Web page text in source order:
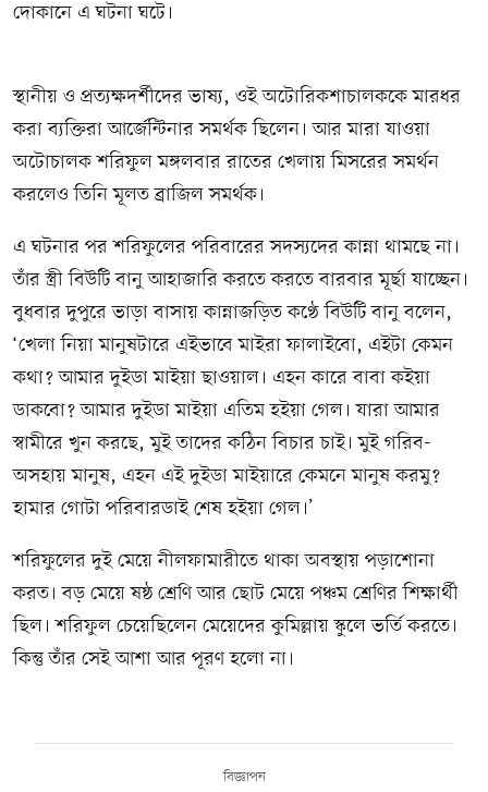
দোকানে এ ঘটনা ঘটে।
স্থানীয় ও প্রত্যক্ষদর্শীদের ভাষ্য, ওই অটোরিকশাচালককে মারধর
করা ব্যক্তিরা আর্জেন্টিনার সমর্থক ছিলেন। আর মারা যাওয়া
অটোচালক শরিফুল মঙ্গলবার রাতের খেলায় মিসরের সমর্থন
করলেও তিনি মূলত ব্রাজিল সমর্থক।
এ ঘটনার পর শরিফুলের পরিবারের সদস্যদের কান্না থামছে না।
তাঁর স্ত্রী বিউটি বানু আহাজারি করতে করতে বারবার মূর্ছা যাচ্ছেন।
বুধবার দুপুরে ভাড়া বাসায় কান্নাজড়িত কণ্ঠে বিউটি বানু বলেন,
‘খেলা নিয়া মানুষটারে এইভাবে মাইরা ফালাইবো, এইটা কেমন
কথা? আমার দুইডা মাইয়া ছাওয়াল। এহন কারে বাবা কইয়া
ডাকবো? আমার দুইডা মাইয়া এতিম হইয়া গেল। যারা আমার
স্বামীরে খুন করছে, মুই তাদের কঠিন বিচার চাই। মুই গরিব-
অসহায় মানুষ, এহন এই দুইডা মাইয়ারে কেমনে মানুষ করমু?
হামার গোটা পরিবারডাই শেষ হইয়া গেল।’
শরিফুলের দুই মেয়ে নীলফামারীতে থাকা অবস্থায় পড়াশোনা
করত। বড় মেয়ে ষষ্ঠ শ্রেণি আর ছোট মেয়ে পঞ্চম শ্রেণির শিক্ষার্থী
ছিল। শরিফুল চেয়েছিলেন মেয়েদের কুমিল্লায় স্কুলে ভর্তি করতে।
কিন্তু তাঁর সেই আশা আর পূরণ হলো না।
বিজ্ঞাপন